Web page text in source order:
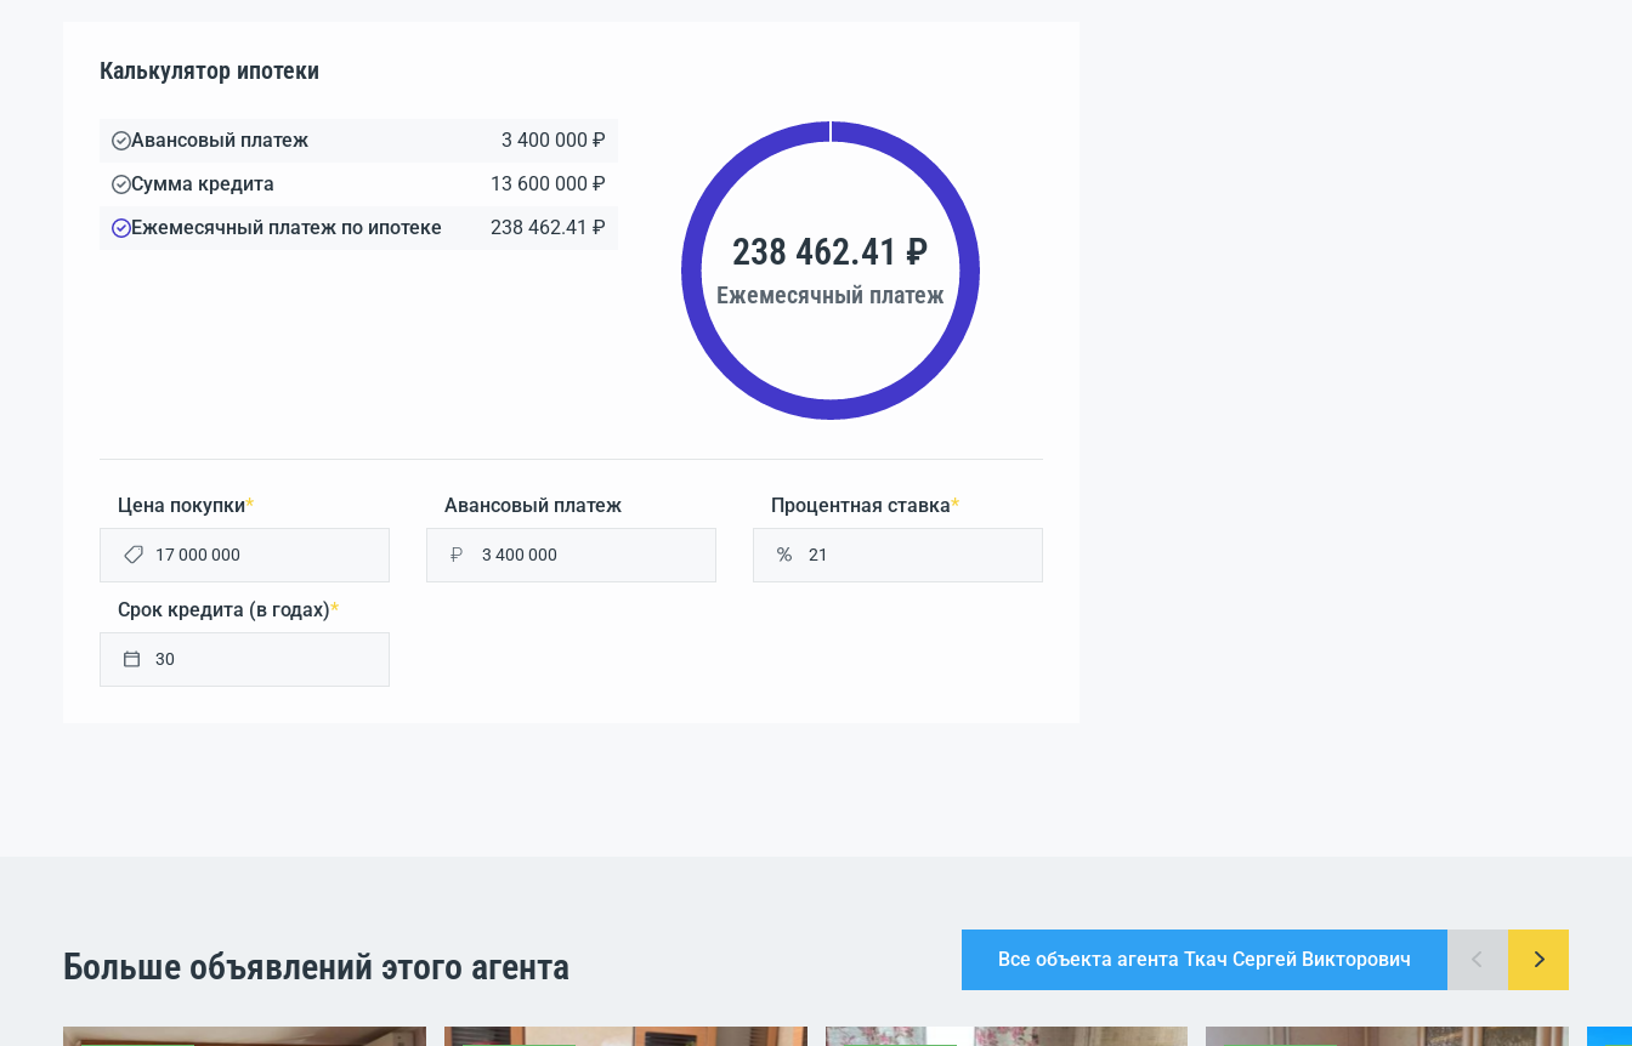
Калькулятор ипотеки
Авансовый платеж
3 400 000 ₽
Сумма кредита
13 600 000 ₽
Ежемесячный платеж по ипотеке
238 462.41 ₽
238 462.41 ₽
Ежемесячный платеж
Цена покупки* Авансовый платеж
₽
Процентная ставка*
Срок кредита (в годах)*
Больше объявлений этого агента Все объекта агента Ткач Сергей Викторович